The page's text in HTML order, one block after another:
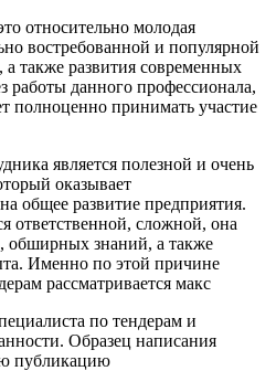
относительно молодая
востребованной и популярной
также развития современных
работы данного профессионала,
полноценно принимать участие
является полезной и очень
оказывает
общее развитие предприятия.
ответственной, сложной, она
обширных знаний, а также
Именно по этой причине
рассматривается макс
по тендерам и
Образец написания
публикацию